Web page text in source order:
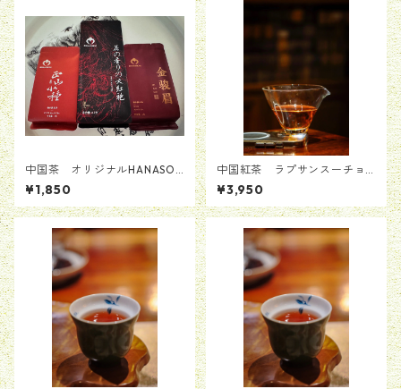
中国茶 オリジナルHANASOU
VIお茶セット ３種類入り
計18.4g ポスト投函無料配送
¥1,850
中国紅茶 ラプサンスーチョ
ン 正山小種 花の香り 50
g(5g*10pcs)
¥3,950